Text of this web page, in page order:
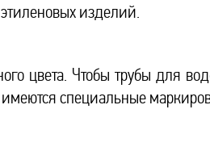
изделий.
цвета. Чтобы трубы для
специальные